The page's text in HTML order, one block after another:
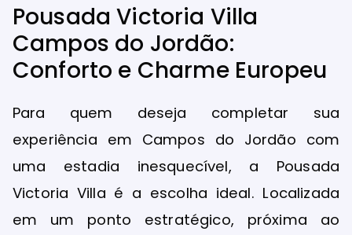
Pousada Victoria Villa
Campos do Jordão:
Conforto e Charme Europeu
Para quem deseja completar sua
experiência em Campos do Jordão com
uma estadia inesquecível, a Pousada
Victoria Villa é a escolha ideal. Localizada
em um ponto estratégico, próxima ao